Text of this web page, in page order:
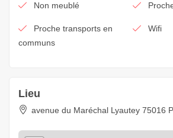
Non meublé
Proche transports en
communs
Wifi
Lieu
avenue du Maréchal Lyautey 75016